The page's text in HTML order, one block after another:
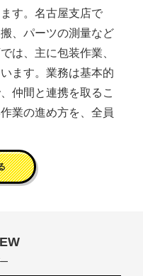
す。名古屋支店で
、パーツの測量など
は、主に包装作業、
ます。業務は基本的
仲間と連携を取るこ
業の進め方を、全員
―